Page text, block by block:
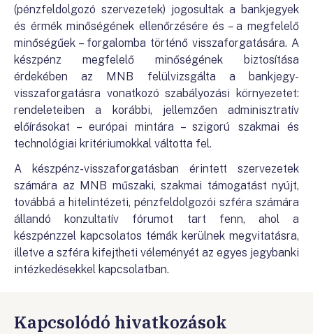
(pénzfeldolgozó szervezetek) jogosultak a bankjegyek
és érmék minőségének ellenőrzésére és – a megfelelő
minőségűek – forgalomba történő visszaforgatására. A
készpénz megfelelő minőségének biztosítása
érdekében az MNB felülvizsgálta a bankjegy-
visszaforgatásra vonatkozó szabályozási környezetet:
rendeleteiben a korábbi, jellemzően adminisztratív
előírásokat – európai mintára – szigorú szakmai és
technológiai kritériumokkal váltotta fel.
A készpénz-visszaforgatásban érintett szervezetek
számára az MNB műszaki, szakmai támogatást nyújt,
továbbá a hitelintézeti, pénzfeldolgozói szféra számára
állandó konzultatív fórumot tart fenn, ahol a
készpénzzel kapcsolatos témák kerülnek megvitatásra,
illetve a szféra kifejtheti véleményét az egyes jegybanki
intézkedésekkel kapcsolatban.
Kapcsolódó hivatkozások